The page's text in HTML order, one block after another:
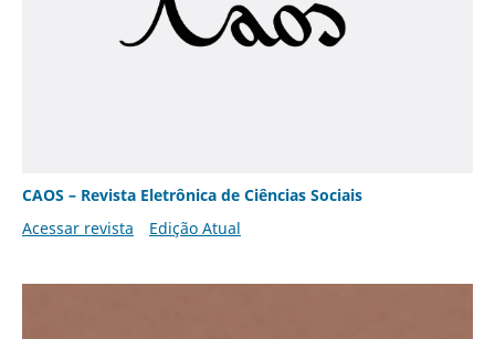
CAOS – Revista Eletrônica de Ciências Sociais
Acessar revista
Edição Atual